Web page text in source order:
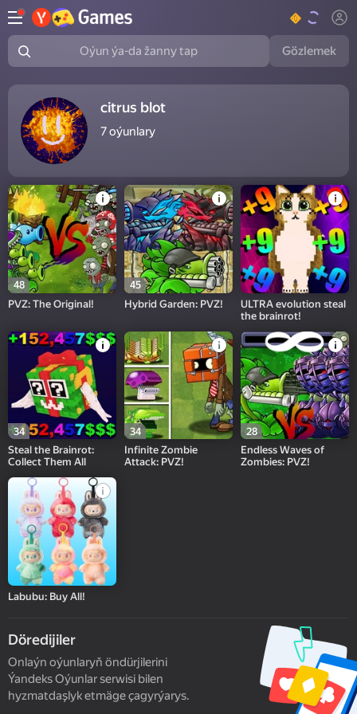
Oýun ýa-da žanny tap Gözlemek
citrus blot
7oýunlary
48
PVZ: The Original!
45
Hybrid Garden: PVZ!
ULTRA evolution steal
the brainrot!
34
Steal the Brainrot:
Collect Them All
34
Infinite Zombie
Attack: PVZ!
28
Endless Waves of
Zombies: PVZ!
Labubu: Buy All!
Döredijiler
Onlaýn oýunlaryň öndürjilerini
Ýandeks Oýunlar serwisi bilen
hyzmatdaşlyk etmäge çagyrýarys.